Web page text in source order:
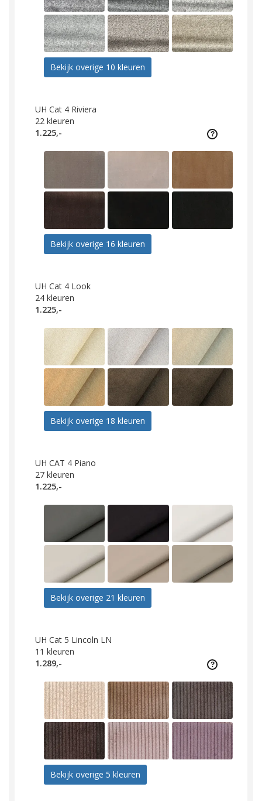
Bekijk overige 10 kleuren
UH Cat 4 Riviera
22 kleuren
1.225,-
Bekijk overige 16 kleuren
UH Cat 4 Look
24 kleuren
1.225,-
Bekijk overige 18 kleuren
UH CAT 4 Piano
27 kleuren
1.225,-
Bekijk overige 21 kleuren
UH Cat 5 Lincoln LN
11 kleuren
1.289,-
Bekijk overige 5 kleuren